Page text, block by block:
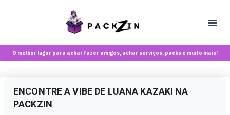
O melhor lugar para achar fazer amigos, achar serviços, packs e muito mais!
ENCONTRE A VIBE DE LUANA KAZAKI NA
PACKZIN